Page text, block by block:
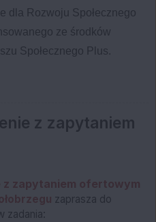
dla Rozwoju Społecznego
ze środków
Społecznego Plus.
4 z 6z zapytaniem
zaprasza do
zadania: